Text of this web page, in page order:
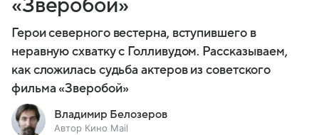
«Зверобой»
Герои северного вестерна, вступившего в
неравную схватку с Голливудом. Рассказываем,
как сложилась судьба актеров из советского
фильма «Зверобой»
Владимир Белозеров
Автор Кино Mail